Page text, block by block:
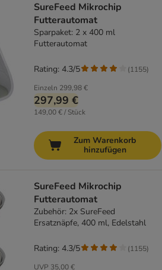
SureFeed Mikrochip
Futterautomat
Sparpaket: 2 x 400 ml
Futterautomat
Einzeln 299,98 €
297,99 €
149,00 € / Stück
Rating: 4.3/5 (1155)
Zum Warenkorb
hinzufügen
SureFeed Mikrochip
Futterautomat
Zubehör: 2x SureFeed
Ersatznäpfe, 400 ml, Edelstahl
UVP 35,00 €
Rating: 4.3/5 (1155)